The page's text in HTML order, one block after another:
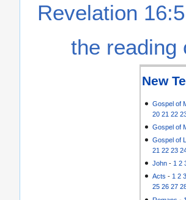
Revelation
the reading
New
Gospel of
20 21 22
Gospel of
Gospel of
21 22 23
John - 1 2
Acts -1 2
25 26 27